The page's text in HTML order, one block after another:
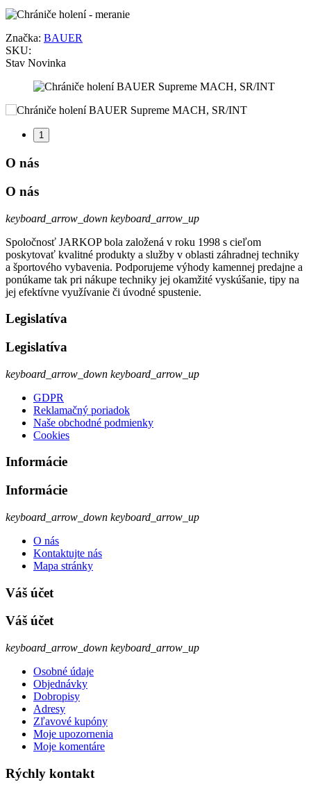
Značka: BAUER
SKU:
Stav Novinka
1
O nás
O nás
keyboard_arrow_down keyboard_arrow_up
Spoločnosť JARKOP bola založená v roku 1998 s cieľom
poskytovať kvalitné produkty a služby v oblasti záhradnej techniky
a športového vybavenia. Podporujeme výhody kamennej predajne a
ponúkame tak pri nákupe techniky jej okamžité vyskúšanie, tipy na
jej efektívne využívanie či úvodné spustenie.
Legislatíva
Legislatíva
keyboard_arrow_down keyboard_arrow_up
GDPR
Reklamačný poriadok
Naše obchodné podmienky
Cookies
Informácie
Informácie
keyboard_arrow_down keyboard_arrow_up
O nás
Kontaktujte nás
Mapa stránky
Váš účet
Váš účet
keyboard_arrow_down keyboard_arrow_up
Osobné údaje
Objednávky
Dobropisy
Adresy
Zľavové kupóny
Moje upozornenia
Moje komentáre
Rýchly kontakt